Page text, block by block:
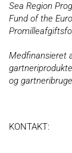
Sea Region
Fund of the
Medfinansieret
og
KONTAKT: